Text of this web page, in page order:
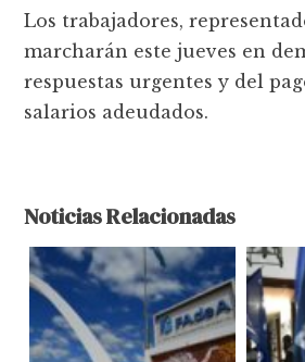
Los trabajadores,
marcharán este jueves en
respuestas urgentes y del
salarios adeudados.
Noticias Relacionadas